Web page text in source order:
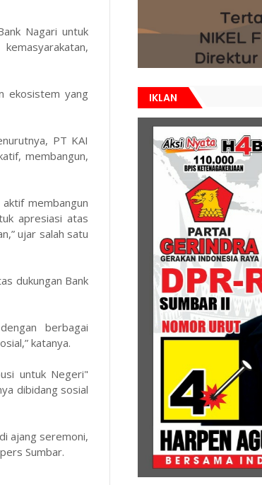
Nagari untuk
ekosistem yang
PT KAI
membangun,
membangun
apresiasi atas
ujar salah satu
dukungan Bank
berbagai
katanya.
untuk Negeri"
dibidang sosial
ajang seremoni,
Sumbar.
IKLAN